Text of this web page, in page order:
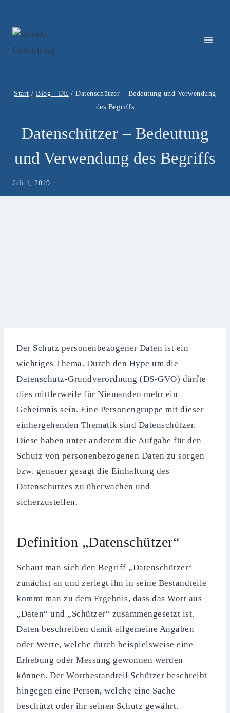
springen
Start / Blog - DE / Datenschützer – Bedeutung und Verwendung
des Begriffs
Datenschützer – Bedeutung
und Verwendung des Begriffs
Juli 1, 2019
Der Schutz personenbezogener Daten ist ein
wichtiges Thema. Durch den Hype um die
Datenschutz-Grundverordnung (DS-GVO) dürfte
dies mittlerweile für Niemanden mehr ein
Geheimnis sein. Eine Personengruppe mit dieser
einhergehenden Thematik sind Datenschützer.
Diese haben unter anderem die Aufgabe für den
Schutz von personenbezogenen Daten zu sorgen
bzw. genauer gesagt die Einhaltung des
Datenschutzes zu überwachen und
sicherzustellen.
Definition „Datenschützer“
Schaut man sich den Begriff „Datenschützer“
zunächst an und zerlegt ihn in seine Bestandteile
kommt man zu dem Ergebnis, dass das Wort aus
„Daten“ und „Schützer“ zusammengesetzt ist.
Daten beschreiben damit allgemeine Angaben
oder Werte, welche durch beispielsweise eine
Erhebung oder Messung gewonnen werden
können. Der Wortbestandteil Schützer beschreibt
hingegen eine Person, welche eine Sache
beschützt oder ihr seinen Schutz gewährt.